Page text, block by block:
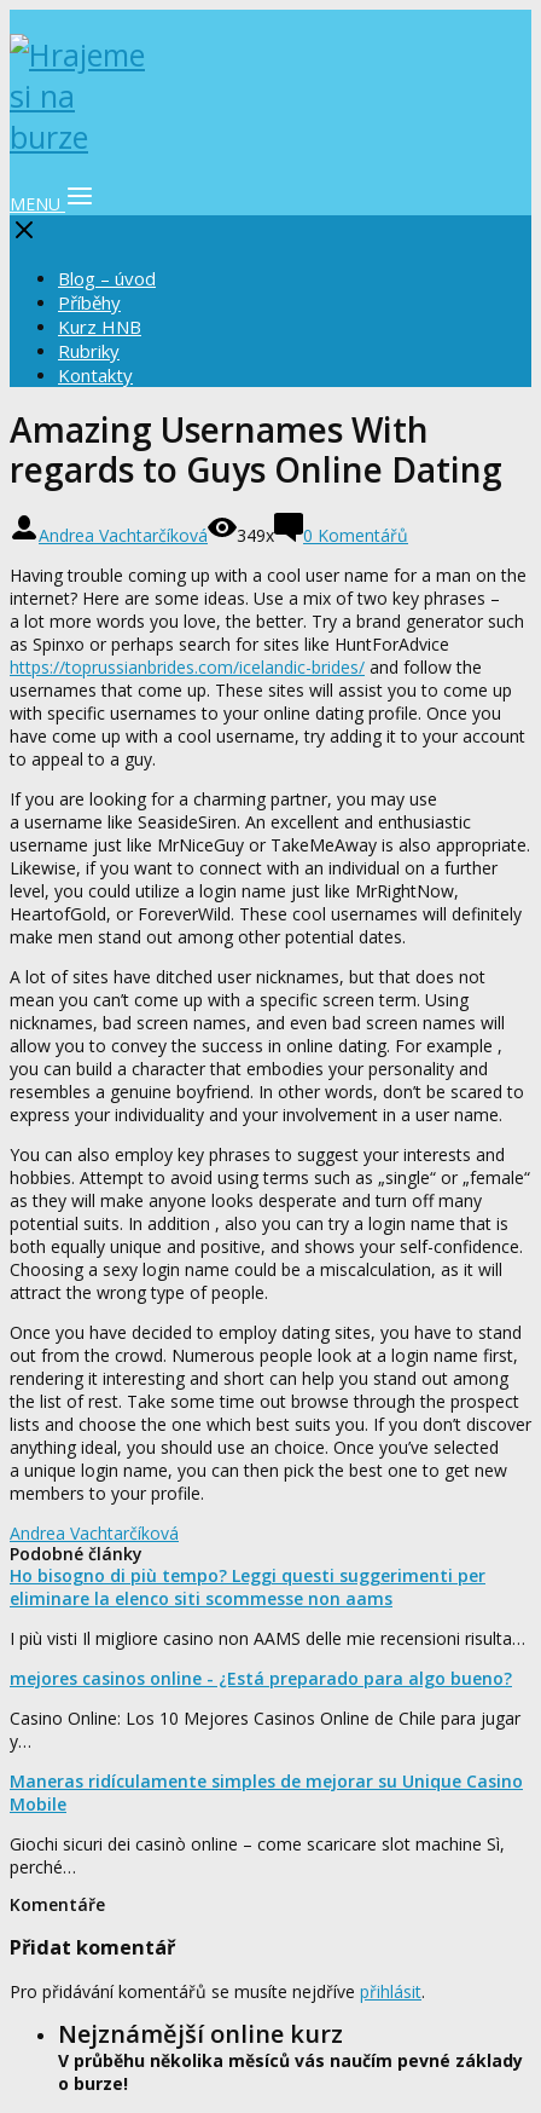
MENU
Blog – úvod
Příběhy
Kurz HNB
Rubriky
Kontakty
Amazing Usernames With
regards to Guys Online Dating
Andrea Vachtarčíková 349x
0 Komentářů
Having trouble coming up with a cool user name for a man on the
internet? Here are some ideas. Use a mix of two key phrases –
a lot more words you love, the better. Try a brand generator such
as Spinxo or perhaps search for sites like HuntForAdvice
https://toprussianbrides.com/icelandic-brides/ and follow the
usernames that come up. These sites will assist you to come up
with specific usernames to your online dating profile. Once you
have come up with a cool username, try adding it to your account
to appeal to a guy.
If you are looking for a charming partner, you may use
a username like SeasideSiren. An excellent and enthusiastic
username just like MrNiceGuy or TakeMeAway is also appropriate.
Likewise, if you want to connect with an individual on a further
level, you could utilize a login name just like MrRightNow,
HeartofGold, or ForeverWild. These cool usernames will definitely
make men stand out among other potential dates.
A lot of sites have ditched user nicknames, but that does not
mean you can’t come up with a specific screen term. Using
nicknames, bad screen names, and even bad screen names will
allow you to convey the success in online dating. For example ,
you can build a character that embodies your personality and
resembles a genuine boyfriend. In other words, don’t be scared to
express your individuality and your involvement in a user name.
You can also employ key phrases to suggest your interests and
hobbies. Attempt to avoid using terms such as „single“ or „female“
as they will make anyone looks desperate and turn off many
potential suits. In addition , also you can try a login name that is
both equally unique and positive, and shows your self-confidence.
Choosing a sexy login name could be a miscalculation, as it will
attract the wrong type of people.
Once you have decided to employ dating sites, you have to stand
out from the crowd. Numerous people look at a login name first,
rendering it interesting and short can help you stand out among
the list of rest. Take some time out browse through the prospect
lists and choose the one which best suits you. If you don’t discover
anything ideal, you should use an choice. Once you’ve selected
a unique login name, you can then pick the best one to get new
members to your profile.
Andrea Vachtarčíková
Podobné články
Ho bisogno di più tempo? Leggi questi suggerimenti per
eliminare la elenco siti scommesse non aams
I più visti Il migliore casino non AAMS delle mie recensioni risulta…
mejores casinos online - ¿Está preparado para algo bueno?
Casino Online: Los 10 Mejores Casinos Online de Chile para jugar
y…
Maneras ridículamente simples de mejorar su Unique Casino
Mobile
Giochi sicuri dei casinò online – come scaricare slot machine Sì,
perché…
Komentáře
Přidat komentář
Pro přidávání komentářů se musíte nejdříve přihlásit.
Nejznámější online kurz
V průběhu několika měsíců vás naučím pevné základy
o burze!